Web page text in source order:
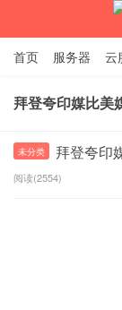
首页 服务器 云
拜登夸印媒比美
未分类 拜登夸印
阅读(2554)